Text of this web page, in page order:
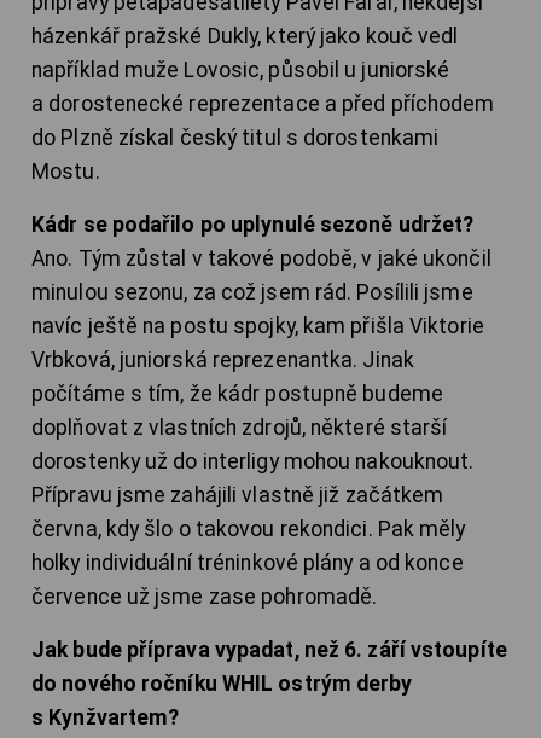
házenkář pražské Dukly, který jako kouč vedl
například muže Lovosic, působil u juniorské
a dorostenecké reprezentace a před příchodem
do Plzně získal český titul s dorostenkami
Mostu.
Kádr se podařilo po uplynulé sezoně udržet?
Ano. Tým zůstal v takové podobě, v jaké ukončil
minulou sezonu, za což jsem rád. Posílili jsme
navíc ještě na postu spojky, kam přišla Viktorie
Vrbková, juniorská reprezenantka. Jinak
počítáme s tím, že kádr postupně budeme
doplňovat z vlastních zdrojů, některé starší
dorostenky už do interligy mohou nakouknout.
Přípravu jsme zahájili vlastně již začátkem
června, kdy šlo o takovou rekondici. Pak měly
holky individuální tréninkové plány a od konce
července už jsme zase pohromadě.
Jak bude příprava vypadat, než 6. září vstoupíte
do nového ročníku WHIL ostrým derby
s Kynžvartem?